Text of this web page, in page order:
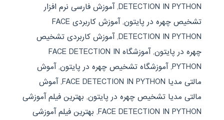
DETECTION IN PYTHON
,آموزش فارسی نرم افزار
تشخیص چهره در پایتون,
آموزش کاربردی FACE
DETECTION IN PYTHON
,آموزش کاربردی تشخیص
چهره در پایتون,
آموزشگاه FACE DETECTION IN
PYTHON
,آموزشگاه تشخیص چهره در پایتون,آموش
مالتی مدیا FACE DETECTION IN PYTHON
,آموش
مالتی مدیا تشخیص چهره در پایتون, بهترین فیلم آموزشی
FACE DETECTION IN PYTHON
, بهترین فیلم آموزشی